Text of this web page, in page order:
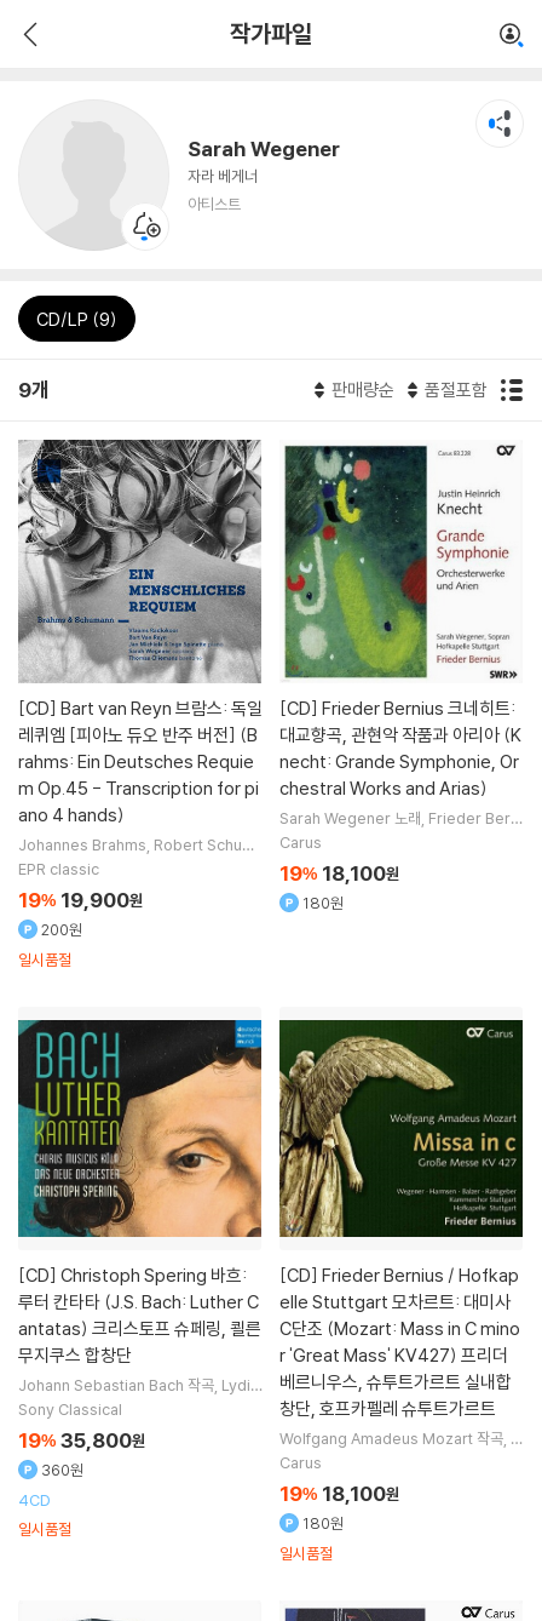
작가파일
Sarah Wegener
자라 베게너
아티스트
CD/LP (9)
9개 판매량순 품절포함
[CD] Bart van Reyn 브람스: 독일
레퀴엠 [피아노 듀오 반주 버전] (B
rahms: Ein Deutsches Requie
m Op.45 - Transcription for pi
ano 4 hands)
Johannes Brahms Robert Schum
ann작곡 Sarah Wegener
EPR classic
19% 19,900원
200원
일시품절
[CD] Frieder Bernius 크네히트:
대교향곡, 관현악 작품과 아리아 (K
necht: Grande Symphonie, Or
chestral Works and Arias)
Sarah Wegener 노래 Frieder Berni
us지휘
Carus
19% 18,100원
180원
[CD] Christoph Spering 바흐:
루터 칸타타 (J.S. Bach: Luther C
antatas) 크리스토프 슈페링, 쾰른
무지쿠스 합창단
Johann Sebastian Bach 작곡 Lydia
Teuscher Sarah Wegener
Sony Classical
19% 35,800원
360원
4CD
일시품절
[CD] Frieder Bernius / Hofkap
elle Stuttgart 모차르트: 대미사
C단조 (Mozart: Mass in C mino
r 'Great Mass' KV427) 프리더
베르니우스, 슈투트가르트 실내합
창단, 호프카펠레 슈투트가르트
Wolfgang Amadeus Mozart 작곡 S
arah Wegener
Carus
19% 18,100원
180원
일시품절